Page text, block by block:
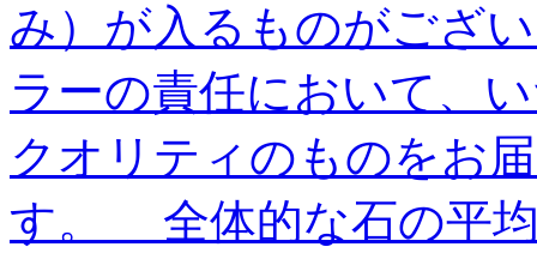
み）が入るものがござ
ラーの責任において、
クオリティのものをお
す。 全体的な石の平